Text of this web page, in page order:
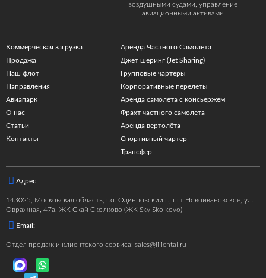
воздушными судами, управление
авиационными активами
Коммерческая загрузка
Продажа
Наш флот
Направления
Авиапарк
О нас
Статьи
Контакты
Аренда Частного Самолёта
Джет шеринг (Jet Sharing)
Групповые чартеры
Корпоративные перелеты
Аренда самолета с консьержем
Фрахт частного самолета
Аренда вертолёта
Спортивный чартер
Трансфер
Адрес:
143025, Московская область, г.о. Одинцовский г., пгт Новоивановское, ул.
Овражная, 47а, ЖК Скай Сколково (ЖК Sky Skolkovo)
Email:
Отдел продаж и клиентского сервиса: sales@liliental.ru